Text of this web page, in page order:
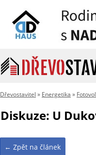
Dřevostavitel » Energetika »
Diskuze: U
← Zpět na článek